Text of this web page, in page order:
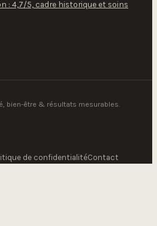
: 4,7/5, cadre historique et soins
bien-être & résultats mesurables.
de confidentialitéContact